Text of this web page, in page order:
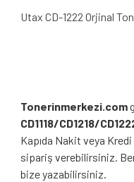
Utax CD-1222 Orjinal
Tonerinmerkezi.com
CD1118/CD1218/
Kapıda Nakit veya
sipariş verebilirsiniz.
bize yazabilirsiniz.